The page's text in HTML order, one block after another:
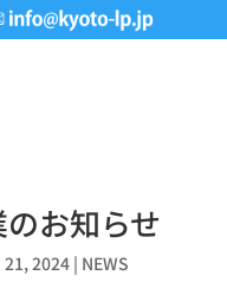
お知らせ
21, 2024 | NEWS